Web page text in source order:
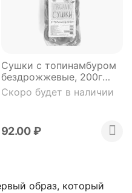
образ, который
Сушки с топинамбуром
бездрожжевые, 200г
Компас Здоровья
Скоро будет в наличии
92.00 ₽